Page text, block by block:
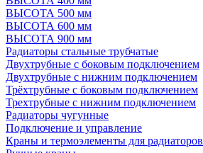
ВЫСОТА 500 мм
ВЫСОТА 600 мм
ВЫСОТА 900 мм
Радиаторы стальные трубчатые
Двухтрубные с боковым подключением
Двухтрубные с нижним подключением
Трёхтрубные с боковым подключением
Трехтрубные с нижним подключением
Радиаторы чугунные
Подключение и управление
Краны и термоэлементы для радиаторов